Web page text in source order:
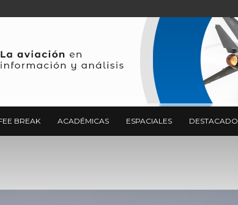
BREAK ACADÉMICAS ESPACIALES DESTACADO